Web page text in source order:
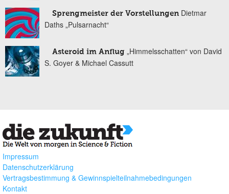
Sprengmeister der Vorstellungen Dietmar
Daths „Pulsarnacht“
Asteroid im Anflug „Himmelsschatten“ von David
S. Goyer & Michael Cassutt
Impressum
Datenschutzerklärung
Vertragsbestimmung & Gewinnspielteilnahmebedingungen
Kontakt